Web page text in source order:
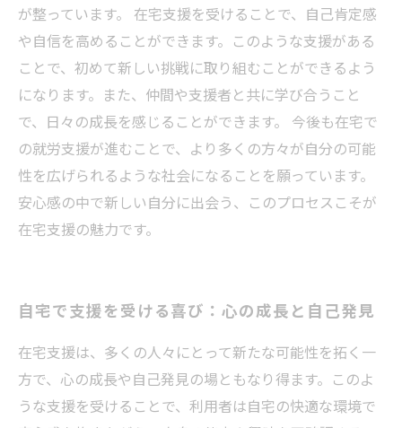
が整っています。 在宅支援を受けることで、自己肯定感
や自信を高めることができます。このような支援がある
ことで、初めて新しい挑戦に取り組むことができるよう
になります。また、仲間や支援者と共に学び合うこと
で、日々の成長を感じることができます。 今後も在宅で
の就労支援が進むことで、より多くの方々が自分の可能
性を広げられるような社会になることを願っています。
安心感の中で新しい自分に出会う、このプロセスこそが
在宅支援の魅力です。
自宅で支援を受ける喜び：心の成長と自己発見
在宅支援は、多くの人々にとって新たな可能性を拓く一
方で、心の成長や自己発見の場ともなり得ます。このよ
うな支援を受けることで、利用者は自宅の快適な環境で